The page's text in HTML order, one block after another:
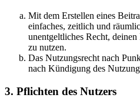
Mit dem Erstellen eines
einfaches, zeitlich und
unentgeltliches Recht,
zu nutzen.
Das Nutzungsrecht nach
nach Kündigung des
3. Pflichten des Nutzers